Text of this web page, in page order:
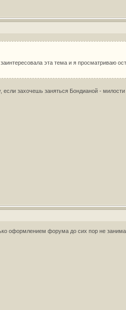
эта тема и я просматриваю
если захочешь заняться Бондианой -
оформлением форума до сих пор не